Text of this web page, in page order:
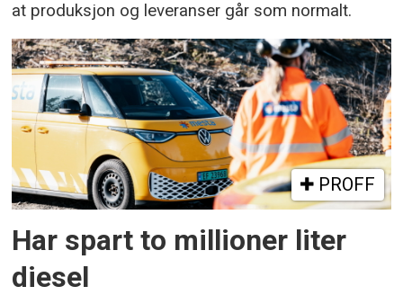
at produksjon og leveranser går som normalt.
PROFF
Har spart to millioner liter
diesel